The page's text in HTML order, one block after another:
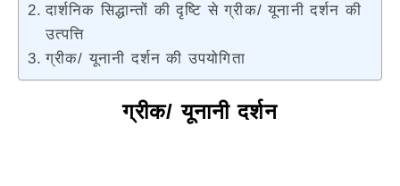
दार्शनिक सिद्धान्तों की दृष्टि से ग्रीक/ यूनानी दर्शन की
उत्पत्ति
ग्रीक/ यूनानी दर्शन की उपयोगिता
ग्रीक/ यूनानी दर्शन